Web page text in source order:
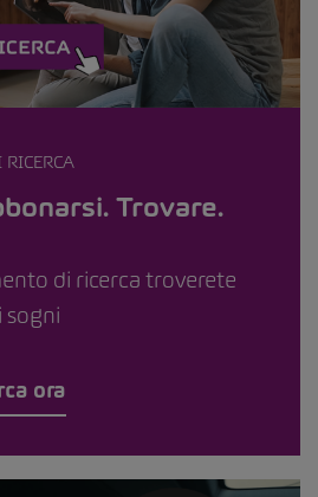
Trovare.
di ricerca troverete
sogni
ora